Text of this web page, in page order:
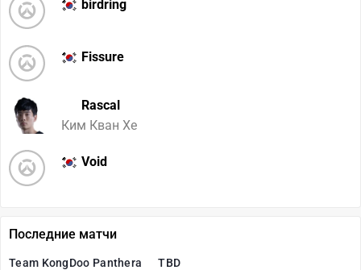
birdring
Fissure
Rascal
Ким Кван Хе
Void
Последние матчи
Team KongDoo Panthera TBD